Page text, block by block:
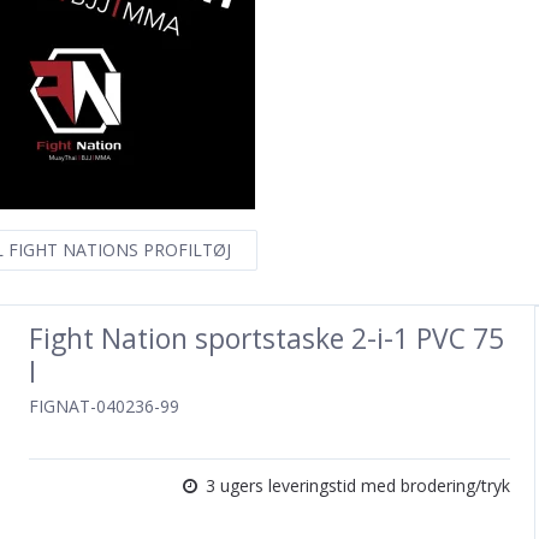
FIGHT NATIONS PROFILTØJ
Fight Nation sportstaske 2-i-1 PVC 75
l
FIGNAT-040236-99
3 ugers leveringstid med brodering/tryk